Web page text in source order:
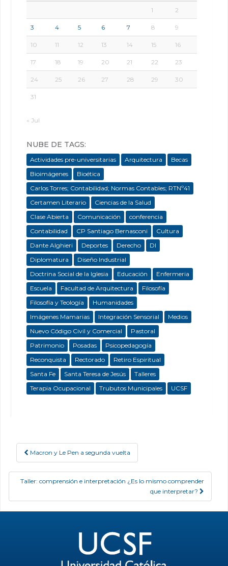
1 2
3 4 5 6 7 8 9
10 11 12 13 14 15 16
17 18 19 20 21 22 23
24 25 26 27 28 29 30
31
« Jul
NUBE DE TAGS:
Actividades pre-universitarias Arquitectura
Becas
Bioimágenes
Bioética
Carlos Torres; Contabilidad; Normas Contables; RTNº41
Certamen Literario
Ciencias de la Salud
Clase Abierta
Comunicación
conferencia
Contabilidad
CP Santiago Bernasconi
Cultura
Dante Alghieri
Deportes Derecho
DI
Diplomatura
Diseño Industrial
Doctrina Social de la Iglesia
Educación
Enfermeria
Escuela
Facultad de Arquitectura
Filosofía
Filosofía y Teología
Humanidades
Imágenes Mamarias
Integración Sensorial
Medios
Nuevo Código Civil y Comercial
Pastoral
Patrimonio
Posadas
Psicopedagogía
Reconquista
Rectorado
Retiro Espiritual
Santa Fe
Santa Teresa de Jesús
Talleres
Terapia Ocupacional
Trubutos Municipales UCSF
Post navigation
Macron y Le Pen a segunda vuelta
Taller: comprensión e interpretación ¿Es lo mismo comprender
que interpretar?